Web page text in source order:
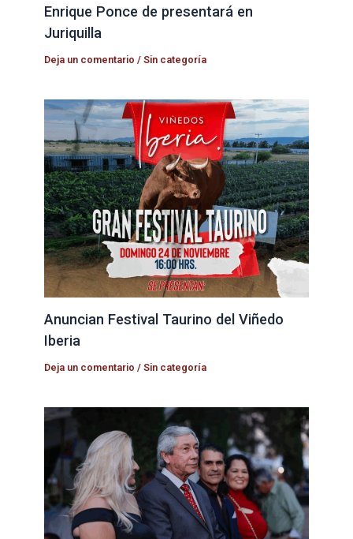
Enrique Ponce de presentará en
Juriquilla
Deja un comentario /Sin categoría
Anuncian Festival Taurino del Viñedo
Iberia
Deja un comentario /Sin categoría